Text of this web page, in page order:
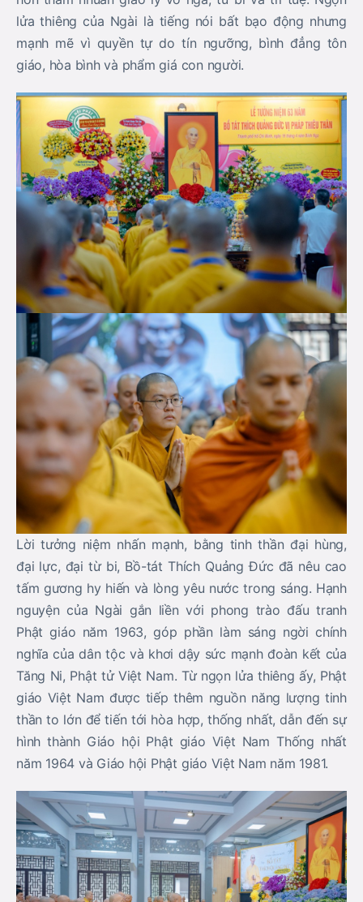
lửa thiêng của Ngài là tiếng nói bất bạo động nhưng
mạnh mẽ vì quyền tự do tín ngưỡng, bình đẳng tôn
giáo, hòa bình và phẩm giá con người.
Lời tưởng niệm nhấn mạnh, bằng tinh thần đại hùng,
đại lực, đại từ bi, Bồ-tát Thích Quảng Đức đã nêu cao
tấm gương hy hiến và lòng yêu nước trong sáng. Hạnh
nguyện của Ngài gắn liền với phong trào đấu tranh
Phật giáo năm 1963, góp phần làm sáng ngời chính
nghĩa của dân tộc và khơi dậy sức mạnh đoàn kết của
Tăng Ni, Phật tử Việt Nam. Từ ngọn lửa thiêng ấy, Phật
giáo Việt Nam được tiếp thêm nguồn năng lượng tinh
thần to lớn để tiến tới hòa hợp, thống nhất, dẫn đến sự
hình thành Giáo hội Phật giáo Việt Nam Thống nhất
năm 1964 và Giáo hội Phật giáo Việt Nam năm 1981.